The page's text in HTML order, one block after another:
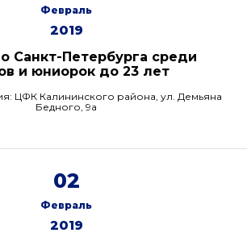
Февраль
2019
Санкт-Петербурга среди
и юниорок до 23 лет
ЦФК Калининского района, ул. Демьяна
Бедного, 9а
02
Февраль
2019